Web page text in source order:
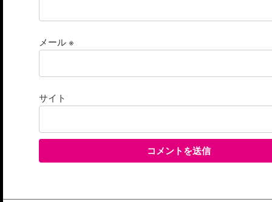
メール※
サイト